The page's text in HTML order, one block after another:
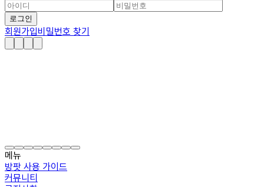
로그인
회원가입비밀번호 찾기
메뉴
방팟 사용 가이드
커뮤니티